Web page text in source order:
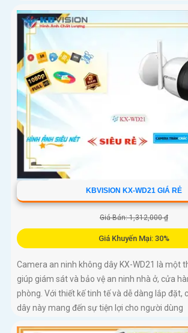
KBVISION KX-WD21 GIÁ RẺ
Giá Bán: 1,312,000 ₫
Giá Khuyến Mại: 30%
Camera an ninh không dây KX-WD21 là một
giúp giám sát và bảo vệ an ninh nhà ở, cửa
phòng. Với thiết kế tinh tế và dễ dàng lắp đặt,
dây này mang đến sự tiện lợi cho người dùng